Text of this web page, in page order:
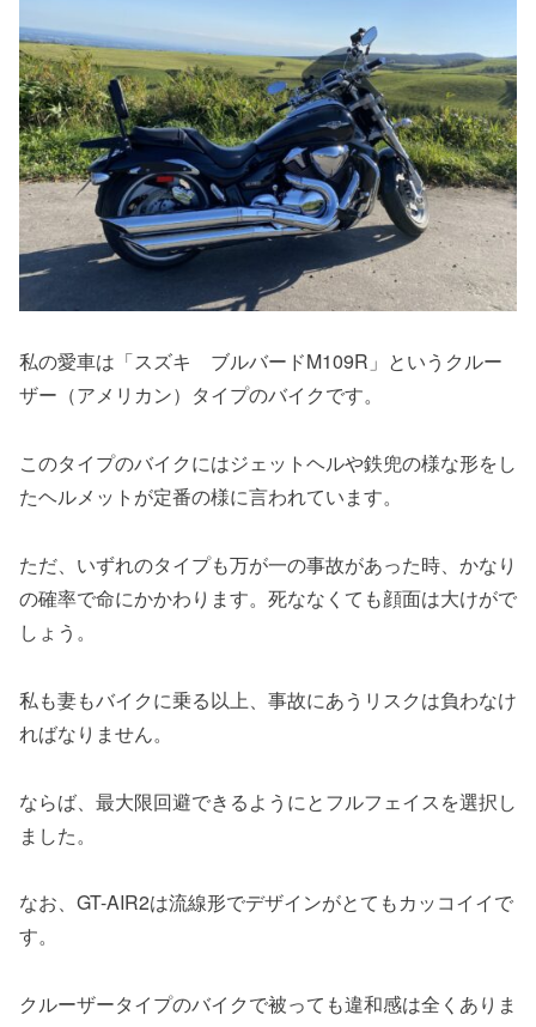
私の愛車は「スズキ ブルバードM109R」というクルー
ザー（アメリカン）タイプのバイクです。
このタイプのバイクにはジェットヘルや鉄兜の様な形をし
たヘルメットが定番の様に言われています。
ただ、いずれのタイプも万が一の事故があった時、かなり
の確率で命にかかわります。死ななくても顔面は大けがで
しょう。
私も妻もバイクに乗る以上、事故にあうリスクは負わなけ
ればなりません。
ならば、最大限回避できるようにとフルフェイスを選択し
ました。
なお、GT-AIR2は流線形でデザインがとてもカッコイイで
す。
クルーザータイプのバイクで被っても違和感は全くありま